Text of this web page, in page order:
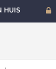
HUIS